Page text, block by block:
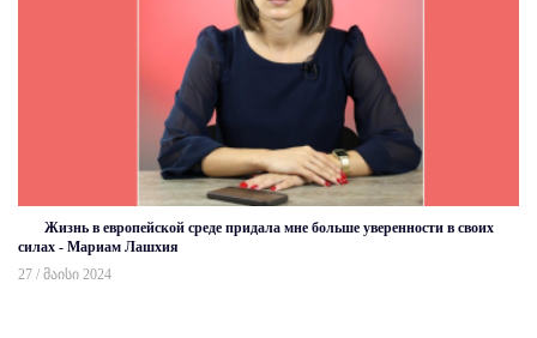
Жизнь в европейской среде придала мне больше уверенности в своих
силах - Мариам Лашхия
27 / მაისი 2024